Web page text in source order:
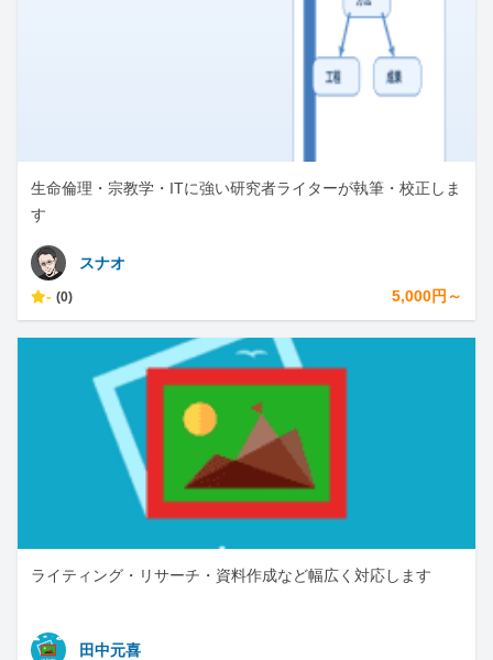
生命倫理・宗教学・ITに強い研究者ライターが執筆・校正しま
す
スナオ
- (0) 5,000円～
ライティング・リサーチ・資料作成など幅広く対応します
田中元喜